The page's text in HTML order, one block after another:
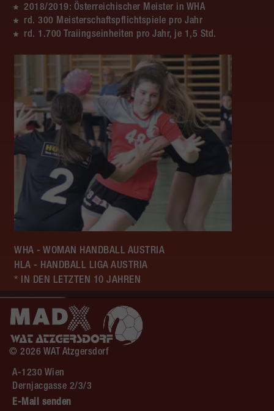
2018/2019: Österreichischer Meister in WHA
rd. 300 Meisterschaftspflichtspiele pro Jahr
rd. 1.700 Traiingseinheiten pro Jahr, je 1,5 Std.
WHA - WOMAN HANDBALL AUSTRIA
HLA - HANDBALL LIGA AUSTRIA
* IN DEN LETZTEN 10 JAHREN
© 2026 WAT Atzgersdorf
A-1230 Wien
Dernjacgasse 2/3/3
E-Mail senden